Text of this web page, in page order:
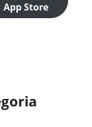
App Store